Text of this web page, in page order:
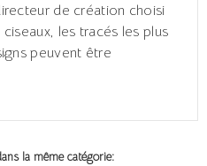
de création choisi
les tracés les plus
peuvent être
la même catégorie: